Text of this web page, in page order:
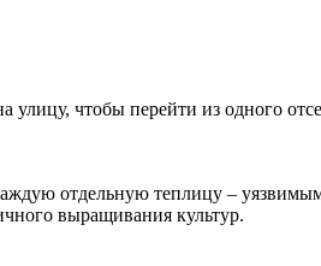
чтобы перейти из одного
отдельную теплицу –
выращивания культур.